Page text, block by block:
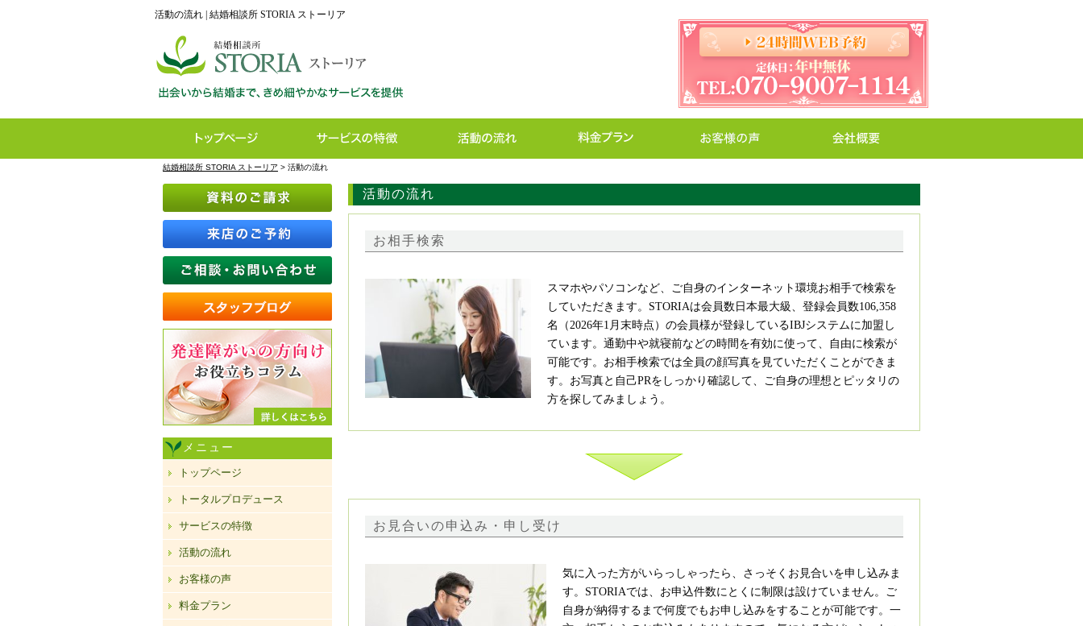
活動の流れ | 結婚相談所 STORIA ストーリア
結婚相談所 STORIA ストーリア > 活動の流れ
活動の流れ
お相手検索
スマホやパソコンなど、ご自身のインターネット環境お相手で検索を
していただきます。STORIAは会員数日本最大級、登録会員数106,358
名（2026年1月末時点）の会員様が登録しているIBJシステムに加盟し
ています。通勤中や就寝前などの時間を有効に使って、自由に検索が
可能です。お相手検索では全員の顔写真を見ていただくことができま
す。お写真と自己PRをしっかり確認して、ご自身の理想とピッタリの
方を探してみましょう。
お見合いの申込み・申し受け
気に入った方がいらっしゃったら、さっそくお見合いを申し込みま
す。STORIAでは、お申込件数にとくに制限は設けていません。ご
自身が納得するまで何度でもお申し込みをすることが可能です。一
メニュー
トップページ
トータルプロデュース
サービスの特徴
活動の流れ
お客様の声
料金プラン